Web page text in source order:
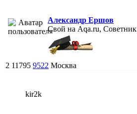
Александр Ершов
Свой на Aqa.ru, Советник
2 11795 9522 Москва
kir2k